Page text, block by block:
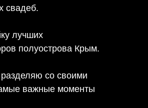
свадеб.
лучших
полуострова Крым.
со своими
важные моменты